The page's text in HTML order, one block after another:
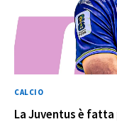
CALCIO
La Juventus è